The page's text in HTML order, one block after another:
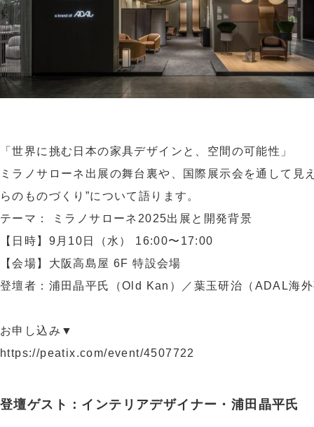
「世界に挑む日本の家具デザインと、空間の可能性」
ミラノサローネ出展の舞台裏や、国際展示会を通して見
らのものづくり”について語ります。
テーマ： ミラノサローネ2025出展と開発背景
【日時】9月10日（水） 16:00〜17:00
【会場】大阪高島屋 6F 特設会場
登壇者：浦田晶平氏（Old Kan）／葉玉研治（ADAL海
お申し込み▼
https://peatix.com/event/4507722
登壇ゲスト：インテリアデザイナー・浦田晶平氏